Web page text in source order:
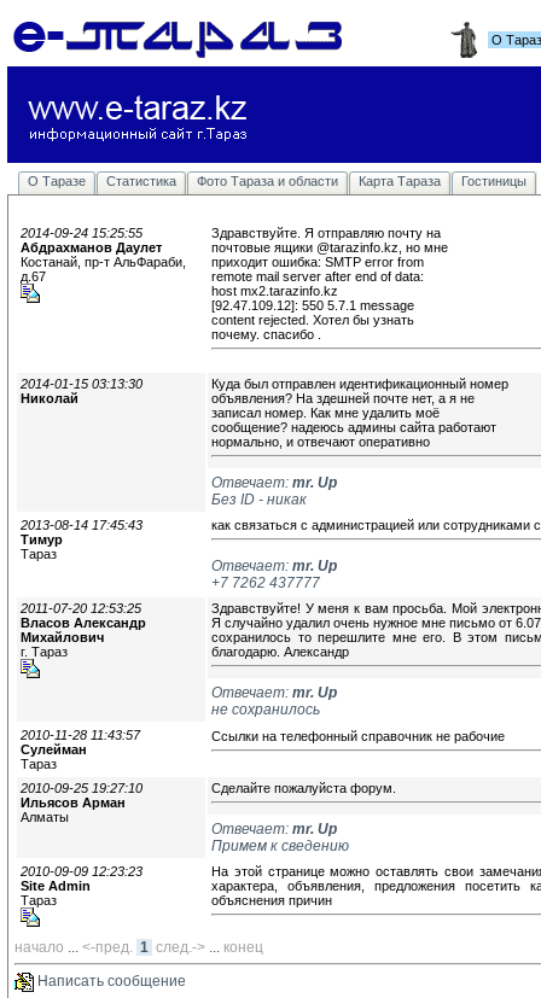
О
О Таразе Статистика Фото Тараза и области Карта Тараза Гостиницы
2014-09-24 15:25:55
Абдрахманов Даулет
Костанай, пр-т АльФараби,
д.67
Здравствуйте. Я отправляю почту на
почтовые ящики @tarazinfo.kz, но мне
приходит ошибка: SMTP error from
remote mail server after end of data:
host mx2.tarazinfo.kz
[92.47.109.12]: 550 5.7.1 message
content rejected. Хотел бы узнать
почему. спасибо .
2014-01-15 03:13:30
Николай
Куда был отправлен идентификационный номер
объявления? На здешней почте нет, а я не
записал номер. Как мне удалить моё
сообщение? надеюсь админы сайта работают
нормально, и отвечают оперативно
Отвечает: mr. Up
Без ID - никак
2013-08-14 17:45:43
Тимур
Тараз
как связаться с администрацией или сотрудниками
Отвечает: mr. Up
+7 7262 437777
2011-07-20 12:53:25
Власов Александр
Михайлович
г. Тараз
Здравствуйте! У меня к вам просьба. Мой
Я случайно удалил очень нужное мне письмо от
сохранилось то перешлите мне его. В этом
благодарю. Александр
Отвечает: mr. Up
не сохранилось
2010-11-28 11:43:57
Сулейман
Тараз
Ссылки на телефонный справочник не рабочие
2010-09-25 19:27:10
Ильясов Арман
Алматы
Сделайте пожалуйста форум.
Отвечает: mr. Up
Примем к сведению
2010-09-09 12:23:23
Site Admin
Тараз
На этой странице можно оставлять свои
характера, объявления, предложения посетить
объяснения причин
начало ... <-пред. 1 след.-> ... конец
Написать сообщение